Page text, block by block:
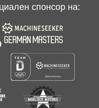
спонсор на: